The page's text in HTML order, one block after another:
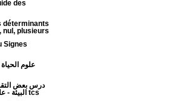
des
déterminants
nul, plusieurs
Signes
درس بعض
البيئة - علوم الحياة و الارض tcs